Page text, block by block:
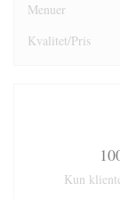
Menuer
Kvalitet/Pris
Kun